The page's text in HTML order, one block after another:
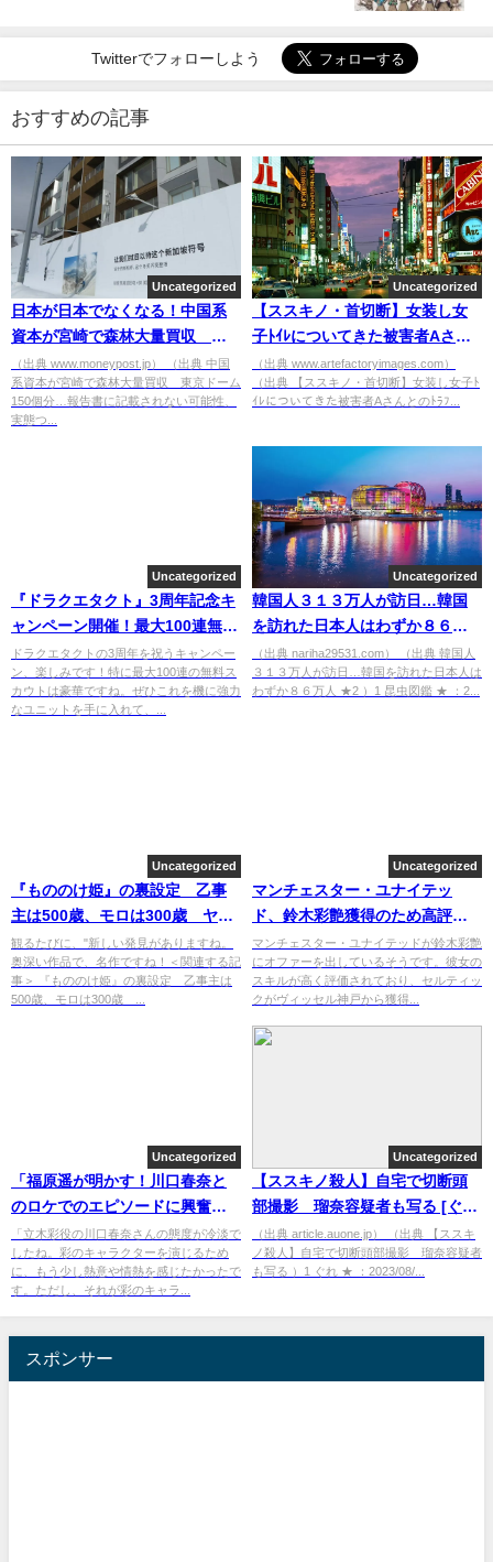
Twitterでフォローしよう
おすすめの記事
Uncategorized
日本が日本でなくなる！中国系
資本が宮崎で森林大量買収 東
京ドーム150個分…報告書に記載
されない可能性、実態つかめず
[ばーど★]
（出典 www.moneypost.jp） （出典 中国
系資本が宮崎で森林大量買収 東京ドーム
150個分…報告書に記載されない可能性、
実態つ...
Uncategorized
【ススキノ・首切断】女装し女
子ﾄｲﾚについてきた被害者Aさん
とのﾄﾗﾌﾞﾙ「終電ないから」ｵﾝﾅ
言葉で女性の腕引っ張りﾎﾃﾙ街
へ… ★3 [愛の戦士★]
（出典 www.artefactoryimages.com）
（出典 【ススキノ・首切断】女装し女子ﾄ
ｲﾚについてきた被害者Aさんとのﾄﾗﾌ...
Uncategorized
『ドラクエタクト』3周年記念キ
ャンペーン開催！最大100連無料
スカウトやジェム3000個がもら
える！
ドラクエタクトの3周年を祝うキャンペー
ン、楽しみです！特に最大100連の無料ス
カウトは豪華ですね。ぜひこれを機に強力
なユニットを手に入れて、...
Uncategorized
韓国人３１３万人が訪日…韓国
を訪れた日本人はわずか８６万
人 ★2 [7/31] [昆虫図鑑★]
（出典 nariha29531.com） （出典 韓国人
３１３万人が訪日…韓国を訪れた日本人は
わずか８６万人 ★2 ）1 昆虫図鑑 ★ ：2...
Uncategorized
『もののけ姫』の裏設定 乙事
主は500歳、モロは300歳 ヤッ
クルの足音は「ガムテープ」
観るたびに、"新しい発見がありますね。
奥深い作品で、名作ですね！＜関連する記
事＞ 『もののけ姫』の裏設定 乙事主は
500歳、モロは300歳 ...
Uncategorized
マンチェスター・ユナイテッ
ド、鈴木彩艶獲得のため高評価
な20歳のスキルに注目！
マンチェスター・ユナイテッドが鈴木彩艶
にオファーを出しているそうです。彼女の
スキルが高く評価されており、セルティッ
クがヴィッセル神戸から獲得...
Uncategorized
「福原遥が明かす！川口春奈と
のロケでのエピソードに興奮の
声！」
「立木彩役の川口春奈さんの態度が冷淡で
したね。彩のキャラクターを演じるため
に、もう少し熱意や情熱を感じたかったで
す。ただし、それが彩のキャラ...
Uncategorized
【ススキノ殺人】自宅で切断頭
部撮影 瑠奈容疑者も写る [ぐれ
★]
（出典 article.auone.jp） （出典 【ススキ
ノ殺人】自宅で切断頭部撮影 瑠奈容疑者
も写る ）1 ぐれ ★ ：2023/08/...
スポンサー